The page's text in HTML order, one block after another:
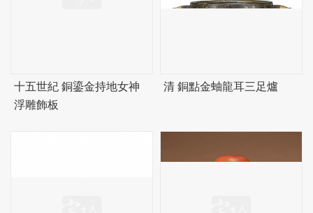
十五世紀 銅鎏金持地女神
浮雕飾板
清 銅點金蚰龍耳三足爐